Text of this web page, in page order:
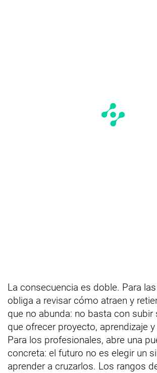
La consecuencia es doble. Para
obliga a revisar cómo atraen y
que no abunda: no basta con subir
que ofrecer proyecto, aprendizaje
Para los profesionales, abre una
concreta: el futuro no es elegir un
aprender a cruzarlos. Los rangos